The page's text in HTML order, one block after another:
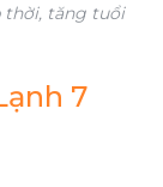
thời, tăng tuổi
7